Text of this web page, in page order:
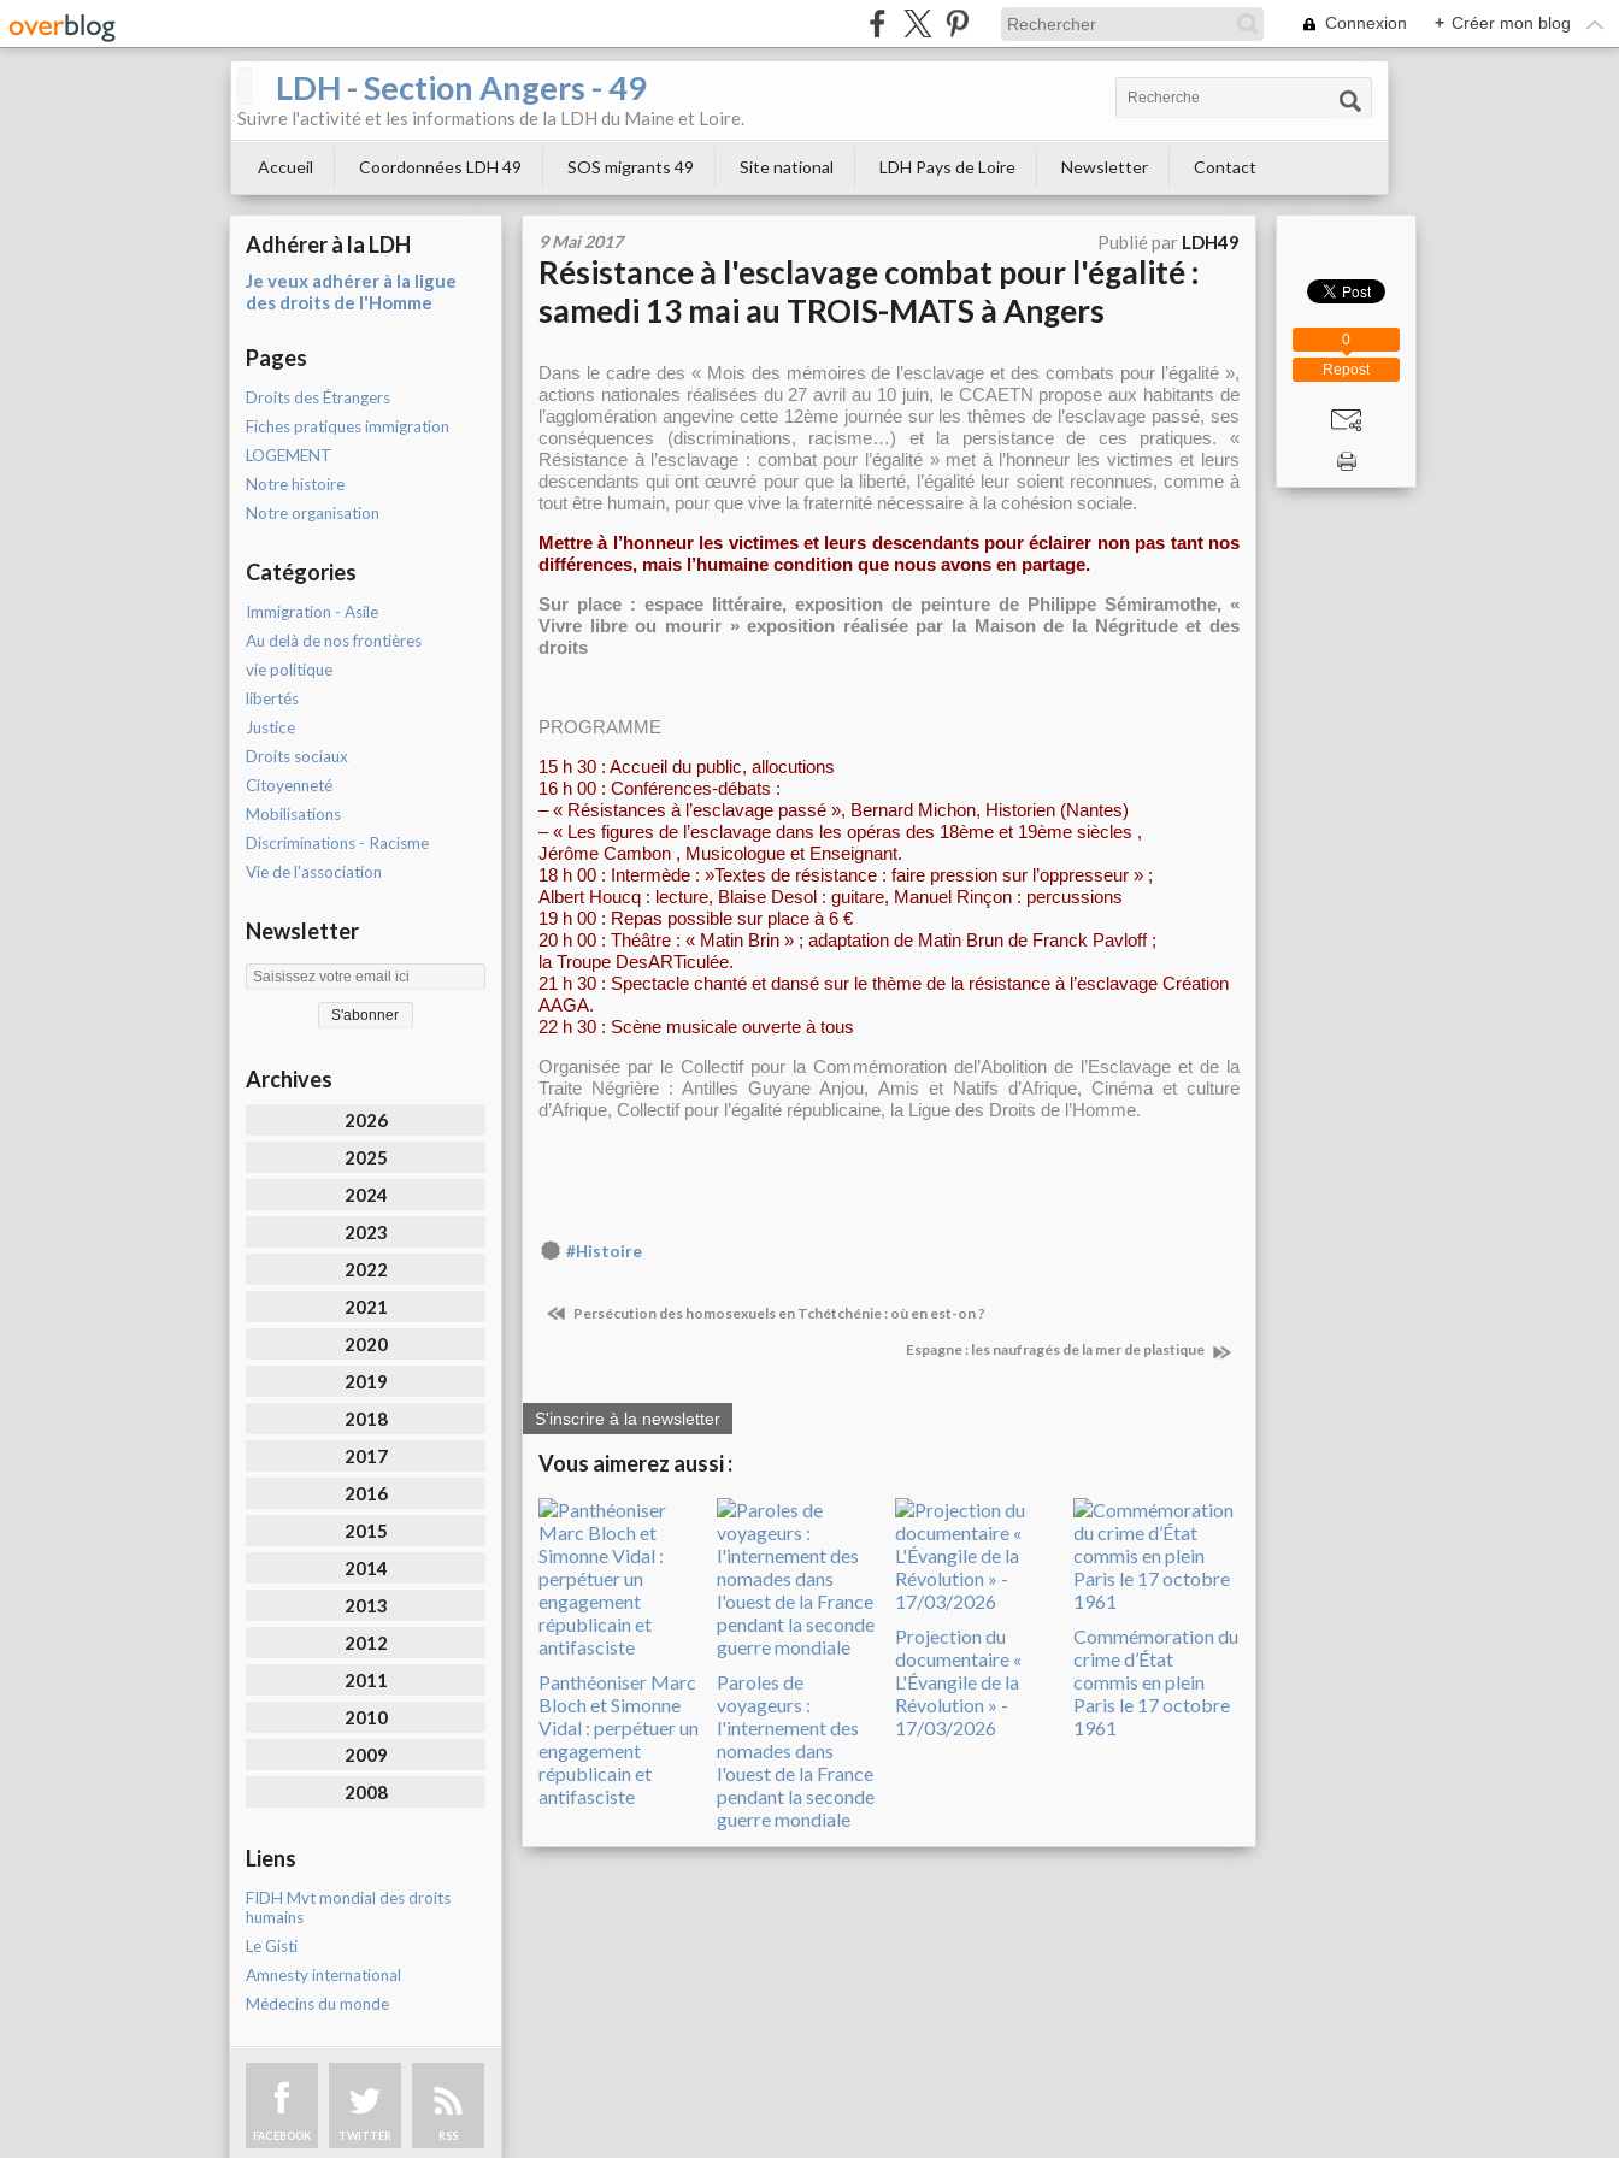
Connexion + Créer mon blog
LDH - Section Angers - 49
Suivre l'activité et les informations de la LDH du Maine et Loire.
Accueil Coordonnées LDH 49 SOS migrants 49 Site national LDH Pays de Loire Newsletter Contact
Adhérer à la LDH
Je veux adhérer à la ligue
des droits de l'Homme
Pages
Droits des Étrangers
Fiches pratiques immigration
LOGEMENT
Notre histoire
Notre organisation
Catégories
Immigration - Asile
Au delà de nos frontières
vie politique
libertés
Justice
Droits sociaux
Citoyenneté
Mobilisations
Discriminations - Racisme
Vie de l'association
Newsletter
Archives
2026
2025
2024
2023
2022
2021
2020
2019
2018
2017
2016
2015
2014
2013
2012
2011
2010
2009
2008
Liens
FIDH Mvt mondial des droits
humains
Le Gisti
Amnesty international
Médecins du monde
FACEBOOK TWITTER RSS
9 Mai 2017 Publié par LDH49
Résistance à l'esclavage combat pour l'égalité :
samedi 13 mai au TROIS-MATS à Angers
Dans le cadre des « Mois des mémoires de l’esclavage et des combats pour l’égalité »,
actions nationales réalisées du 27 avril au 10 juin, le CCAETN propose aux habitants de
l’agglomération angevine cette 12ème journée sur les thèmes de l’esclavage passé, ses
conséquences (discriminations, racisme…) et la persistance de ces pratiques. «
Résistance à l’esclavage : combat pour l’égalité » met à l’honneur les victimes et leurs
descendants qui ont œuvré pour que la liberté, l’égalité leur soient reconnues, comme à
tout être humain, pour que vive la fraternité nécessaire à la cohésion sociale.
Mettre à l’honneur les victimes et leurs descendants pour éclairer non pas tant nos
différences, mais l’humaine condition que nous avons en partage.
Sur place : espace littéraire, exposition de peinture de Philippe Sémiramothe, «
Vivre libre ou mourir » exposition réalisée par la Maison de la Négritude et des
droits
PROGRAMME
15 h 30 : Accueil du public, allocutions
16 h 00 : Conférences-débats :
– « Résistances à l’esclavage passé », Bernard Michon, Historien (Nantes)
– « Les figures de l’esclavage dans les opéras des 18ème et 19ème siècles ,
Jérôme Cambon , Musicologue et Enseignant.
18 h 00 : Intermède : »Textes de résistance : faire pression sur l’oppresseur » ;
Albert Houcq : lecture, Blaise Desol : guitare, Manuel Rinçon : percussions
19 h 00 : Repas possible sur place à 6 €
20 h 00 : Théâtre : « Matin Brin » ; adaptation de Matin Brun de Franck Pavloff ;
la Troupe DesARTiculée.
21 h 30 : Spectacle chanté et dansé sur le thème de la résistance à l’esclavage Création
AAGA.
22 h 30 : Scène musicale ouverte à tous
Organisée par le Collectif pour la Commémoration del’Abolition de l’Esclavage et de la
Traite Négrière : Antilles Guyane Anjou, Amis et Natifs d’Afrique, Cinéma et culture
d’Afrique, Collectif pour l’égalité républicaine, la Ligue des Droits de l’Homme.
#Histoire
Persécution des homosexuels en Tchétchénie : où en est-on ?
Espagne : les naufragés de la mer de plastique
S'inscrire à la newsletter
Vous aimerez aussi :
Panthéoniser Marc
Bloch et Simonne
Vidal : perpétuer un
engagement
républicain et
antifasciste
Paroles de
voyageurs :
l'internement des
nomades dans
l'ouest de la France
pendant la seconde
guerre mondiale
Projection du
documentaire «
L'Évangile de la
Révolution » -
17/03/2026
Commémoration du
crime d’État
commis en plein
Paris le 17 octobre
1961
Repost
0